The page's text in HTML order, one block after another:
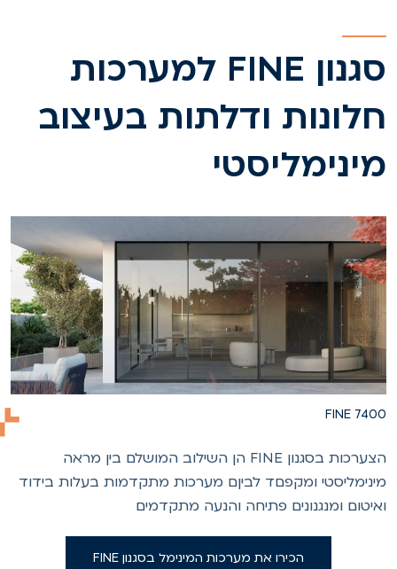
סגנון FINE למערכות
ודלתות בעיצוב
FINE
הצערכות בסגנון FINE הן השילוב המושלם בין מראה
ומקפםד לביןם מערכות מתקדמות בעלות בידוד
ומנגנונים פתיחה והנעה מתקדמים
הכירו את מערכות המינימל בסגנון FINE